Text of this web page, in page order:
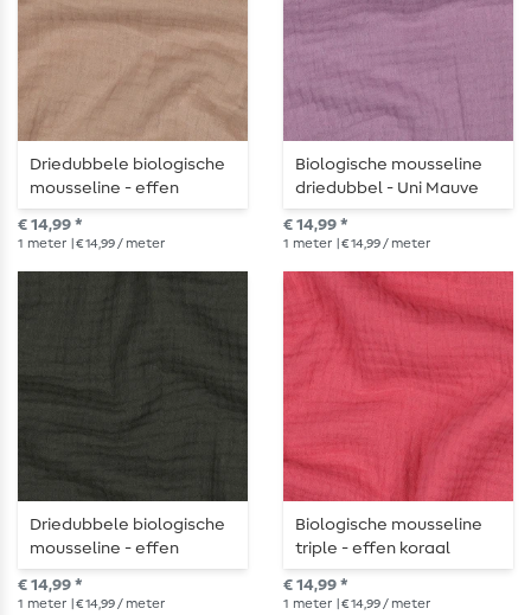
Driedubbele biologische
mousseline - effen
donkerbeige
€ 14,99 *
1 meter | € 14,99 / meter
Biologische mousseline
driedubbel - Uni Mauve
€ 14,99 *
1 meter | € 14,99 / meter
Driedubbele biologische
mousseline - effen
donkergroen
€ 14,99 *
1 meter | € 14,99 / meter
Biologische mousseline
triple - effen koraal
€ 14,99 *
1 meter | € 14,99 / meter